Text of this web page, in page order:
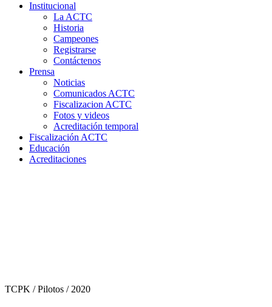
Institucional
La ACTC
Historia
Campeones
Registrarse
Contáctenos
Prensa
Noticias
Comunicados ACTC
Fiscalizacion ACTC
Fotos y videos
Acreditación temporal
Fiscalización ACTC
Educación
Acreditaciones
TCPK / Pilotos / 2020